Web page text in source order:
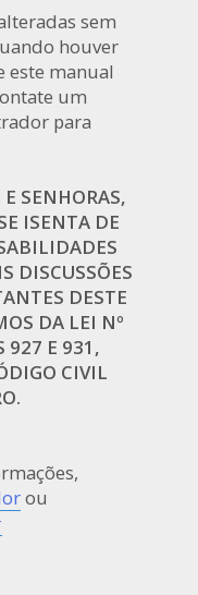
sem
houver
este manual
um
para
SENHORAS,
ISENTA DE
DISCUSSÕES
DESTE
DA LEI Nº
927 E 931,
CIVIL
ou